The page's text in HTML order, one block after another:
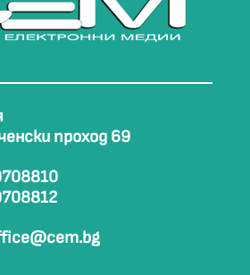
проход 69